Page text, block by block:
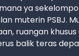
ya
muterin PSBJ.
ruangan
balik teras